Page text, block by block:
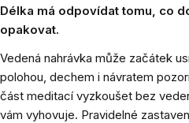
Délka má odpovídat tomu, co
opakovat.
Vedená nahrávka může začátek
polohou, dechem i návratem
část meditací vyzkoušet bez
vám vyhovuje. Pravidelné